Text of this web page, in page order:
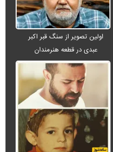
اولین تصویر از سنگ قبر اکبر
عبدی در قطعه هنرمندان